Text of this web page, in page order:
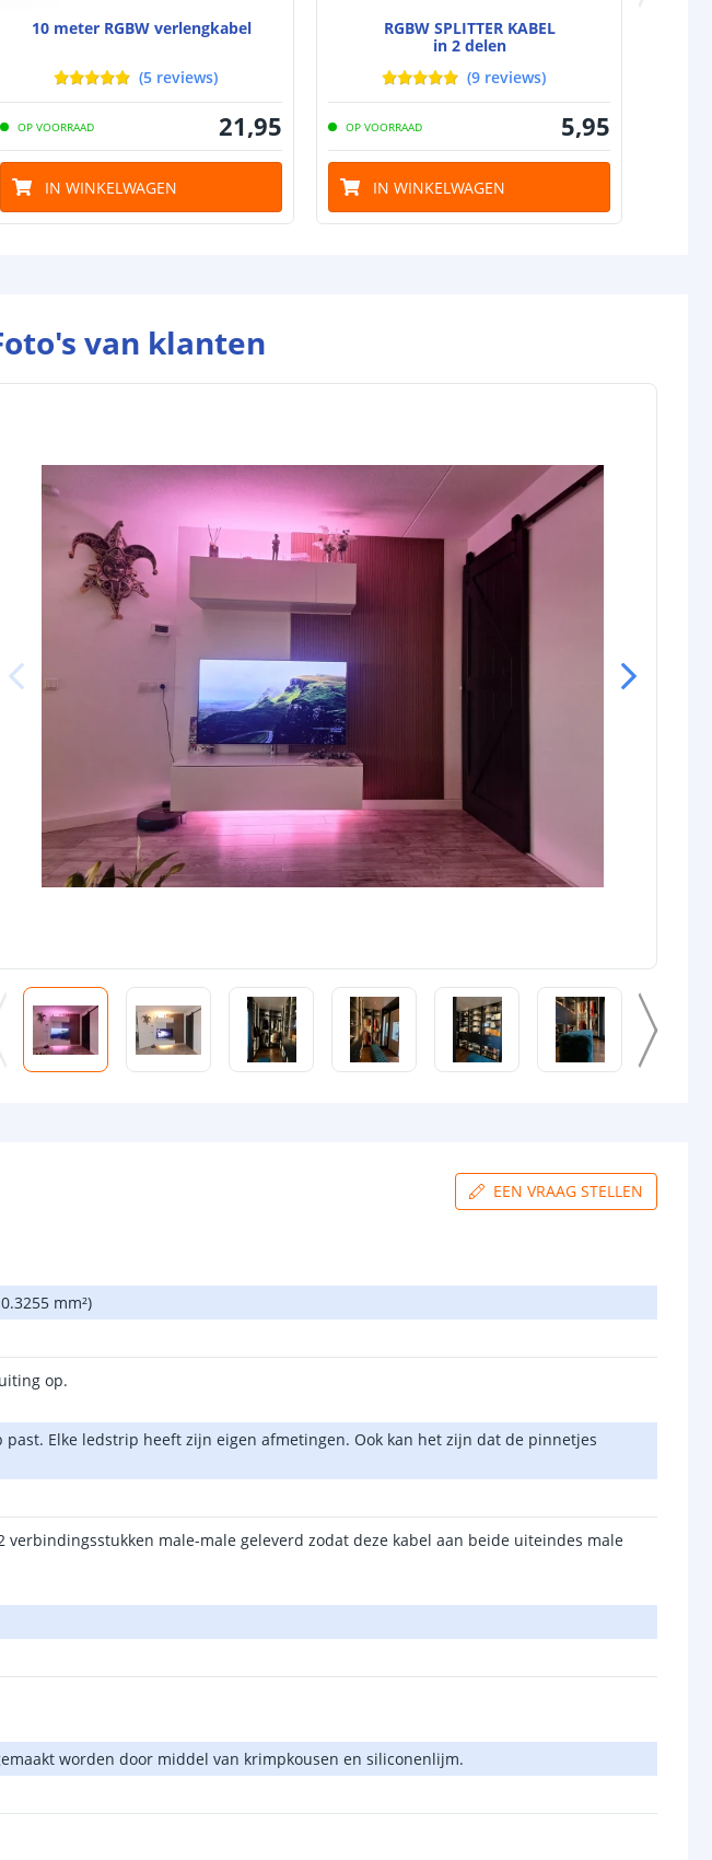
10 meter RGBW verlengkabel
(5 reviews)
OP VOORRAAD 21,95
IN WINKELWAGEN
RGBW SPLITTER KABEL
in 2 delen
(9 reviews)
OP VOORRAAD 5,95
IN WINKELWAGEN
van klanten
EEN VRAAG STELLEN
mm²)
op.
Elke ledstrip heeft zijn eigen afmetingen. Ook kan het zijn dat de pinnetjes
male-male geleverd zodat deze kabel aan beide uiteindes male
worden door middel van krimpkousen en siliconenlijm.